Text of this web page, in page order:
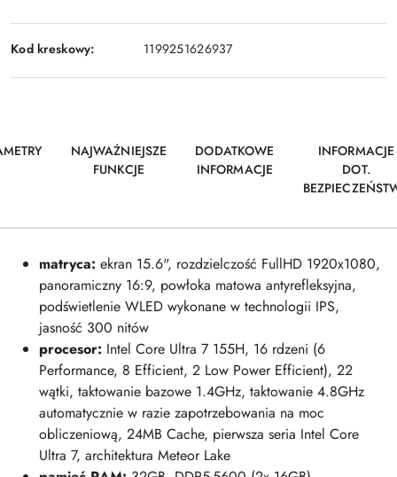
Kod kreskowy: 1199251626937
NAJWAŻNIEJSZE
FUNKCJE
DODATKOWE
INFORMACJE
INFORMACJE
DOT.
matryca: ekran 15.6", rozdzielczość FullHD 1920x1080,
panoramiczny 16:9, powłoka matowa antyrefleksyjna,
podświetlenie WLED wykonane w technologii IPS,
jasność 300 nitów
procesor: Intel Core Ultra 7 155H, 16 rdzeni (6
Performance, 8 Efficient, 2 Low Power Efficient), 22
wątki, taktowanie bazowe 1.4GHz, taktowanie 4.8GHz
automatycznie w razie zapotrzebowania na moc
obliczeniową, 24MB Cache, pierwsza seria Intel Core
Ultra 7, architektura Meteor Lake